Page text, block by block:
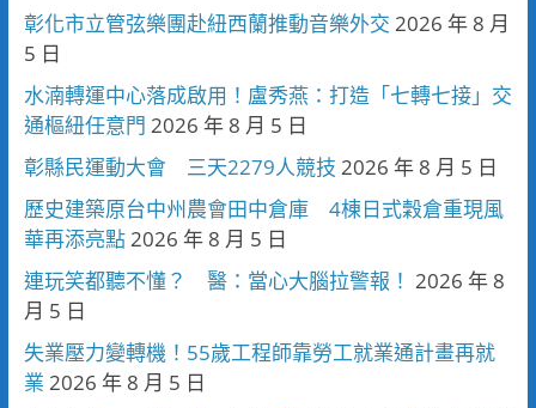
彰化市立管弦樂團赴紐西蘭推動音樂外交 2026 年 8 月
5 日
水湳轉運中心落成啟用！盧秀燕：打造「七轉七接」交
通樞紐任意門 2026 年 8 月 5 日
彰縣民運動大會 三天2279人競技 2026 年 8 月 5 日
歷史建築原台中州農會田中倉庫 4棟日式穀倉重現風
華再添亮點2026 年 8 月 5 日
連玩笑都聽不懂？ 醫：當心大腦拉警報！ 2026 年 8
月 5 日
失業壓力變轉機！55歲工程師靠勞工就業通計畫再就
業 2026 年 8 月 5 日